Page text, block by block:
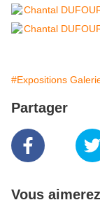
#Expositions
Partager
Vous